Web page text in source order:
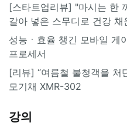
[스타트업리뷰] "마시는 한
갈아 넣은 스무디로 건강 채
성능ㆍ효율 챙긴 모바일 게
프로세서
[리뷰] “여름철 불청객을 처
모기채 XMR-302
강의